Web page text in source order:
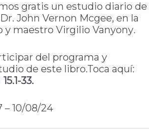
gratis un estudio diario de
John Vernon Mcgee, en la
y maestro Virgilio Vanyony.
del programa y
de este libro.Toca aquí:
15.1-33.
– 10/08/24